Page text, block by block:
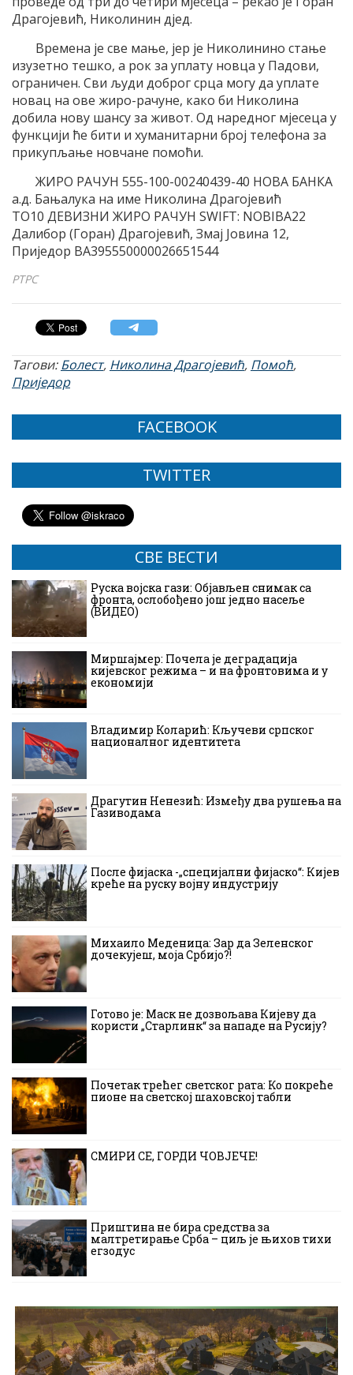
Драгојевић, Николинин дјед.
Времена је све мање, јер је Николинино стање
изузетно тешко, а рок за уплату новца у Падови,
ограничен. Сви људи доброг срца могу да уплате
новац на ове жиро-рачуне, како би Николина
добила нову шансу за живот. Од наредног мјесеца у
функцији ће бити и хуманитарни број телефона за
прикупљање новчане помоћи.
ЖИРО РАЧУН 555-100-00240439-40 НОВА БАНКА
а.д. Бањалука на име Николина Драгојевић
ТО10 ДЕВИЗНИ ЖИРО РАЧУН SWIFT: NOBIBA22
Далибор (Горан) Драгојевић, Змај Јовина 12,
Приједор BA395550000026651544
РТРС
Тагови:Болест, Николина Драгојевић, Помоћ,
Приједор
FACEBOOK
TWITTER
СВЕ ВЕСТИ
Руска војска гази: Објављен снимак са
фронта, ослобођено још једно насеље
(ВИДЕО)
Миршајмер: Почела је деградација
кијевског режима – и на фронтовима и у
економији
Владимир Коларић: Кључеви српског
националног идентитета
Драгутин Ненезић: Између два рушења на
Газиводама
После фијаска -„специјални фијаско“: Кијев
креће на руску војну индустрију
Михаило Меденица: Зар да Зеленског
дочекујеш, моја Србијо?!
Готово је: Маск не дозвољава Кијеву да
користи „Старлинк“ за нападе на Русију?
Почетак трећег светског рата: Ко покреће
пионе на светској шаховској табли
СМИРИ СЕ, ГОРДИ ЧОВЈЕЧЕ!
Приштина не бира средства за
малтретирање Срба – циљ је њихов тихи
егзодус